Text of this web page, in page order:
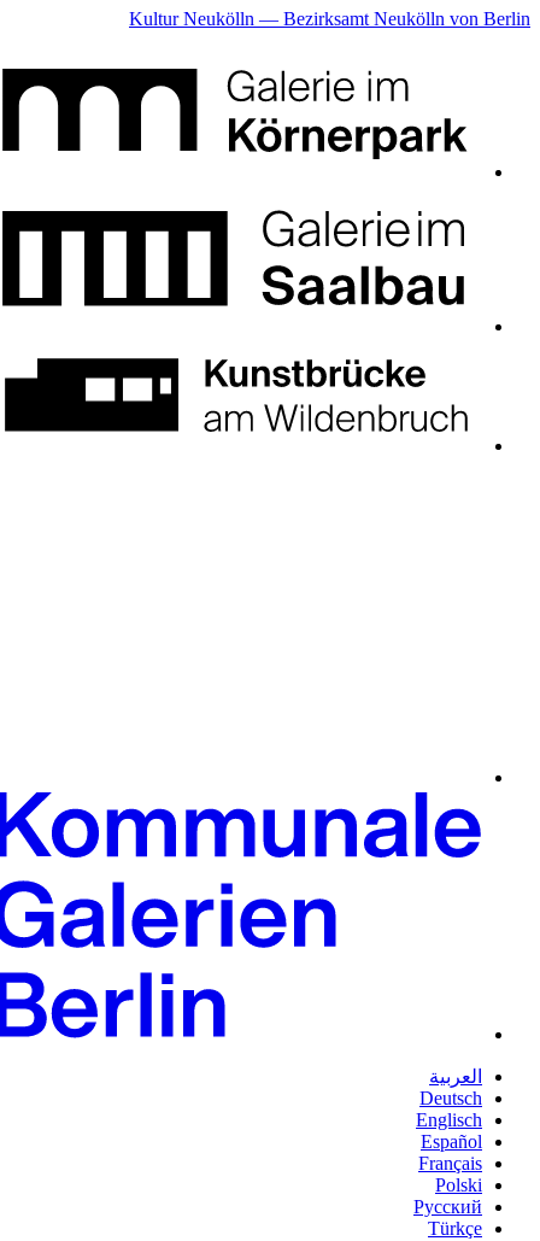
Kultur Neukölln — Bezirksamt Neukölln von Berlin
العربية
Deutsch
Englisch
Español
Français
Polski
Русский
Türkçe